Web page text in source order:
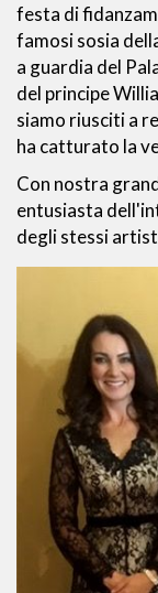
festa di
famosi sosia
a guardia del
del principe
siamo riusciti a
ha catturato la
Con nostra
entusiasta
degli stessi